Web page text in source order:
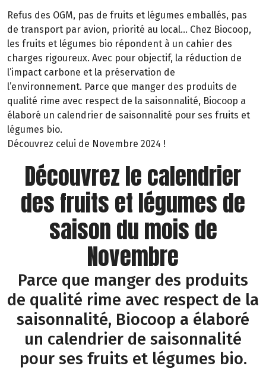
Refus des OGM, pas de fruits et légumes emballés, pas
de transport par avion, priorité au local… Chez Biocoop,
les fruits et légumes bio répondent à un cahier des
charges rigoureux. Avec pour objectif, la réduction de
l’impact carbone et la préservation de
l’environnement. Parce que manger des produits de
qualité rime avec respect de la saisonnalité, Biocoop a
élaboré un calendrier de saisonnalité pour ses fruits et
légumes bio.
Découvrez celui de Novembre 2024 !
Découvrez le calendrier
des fruits et légumes de
saison du mois de
Novembre
Parce que manger des produits
de qualité rime avec respect de la
saisonnalité, Biocoop a élaboré
un calendrier de saisonnalité
pour ses fruits et légumes bio.